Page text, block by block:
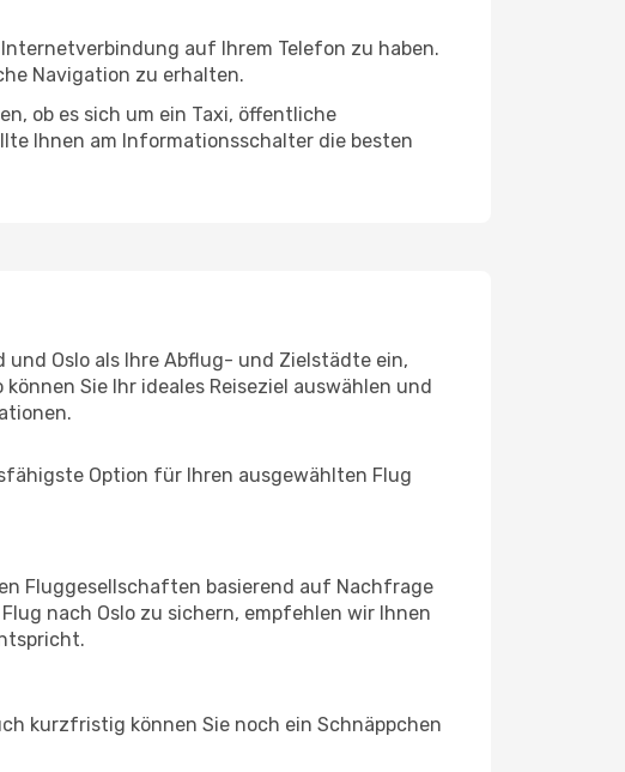
auf Ihrem Telefon zu haben.
Navigation zu erhalten.
ob es sich um ein Taxi, öffentliche
Ihnen am Informationsschalter die besten
Oslo als Ihre Abflug- und Zielstädte ein,
Sie Ihr ideales Reiseziel auswählen und
Option für Ihren ausgewählten Flug
Fluggesellschaften basierend auf Nachfrage
nach Oslo zu sichern, empfehlen wir Ihnen
kurzfristig können Sie noch ein Schnäppchen